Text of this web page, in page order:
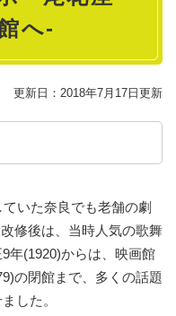
へ‐
更新日：2018年7月17日更新
いた奈良でも老舗の劇
修後は、当時人気の歌舞
年(1920)からは、映画館
の閉館まで、多くの話題
した。